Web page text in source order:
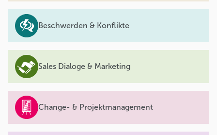
Beschwerden & Konflikte
Sales Dialoge & Marketing
Change- & Projektmanagement